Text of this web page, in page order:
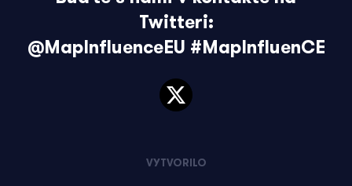
Twitteri:
@MapInfluenceEU #MapInfluenCE
VYTVORILO